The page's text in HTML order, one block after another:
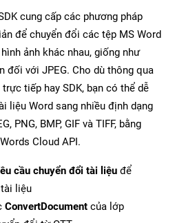
cung cấp các phương pháp
để chuyển đổi các tệp MS Word
ảnh khác nhau, giống như
đối với JPEG. Cho dù thông qua
tiếp hay SDK, bạn có thể dễ
liệu Word sang nhiều định dạng
PNG, BMP, GIF và TIFF, bằng
Cloud API.
cầu chuyển đổi tài liệu để
liệu
ConvertDocument của lớp